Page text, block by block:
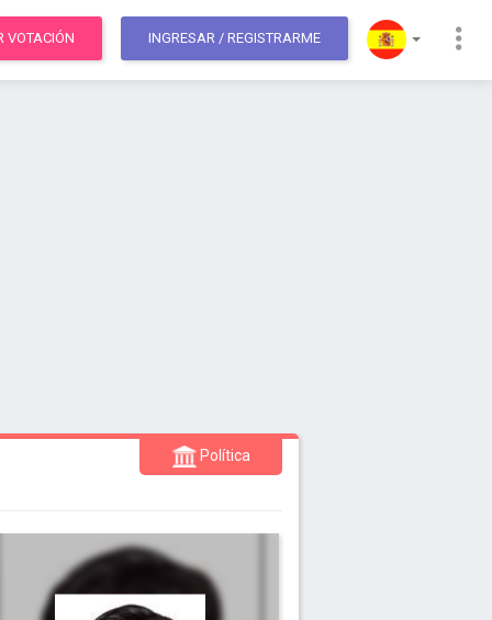
VOTACIÓN INGRESAR / REGISTRARME
Política